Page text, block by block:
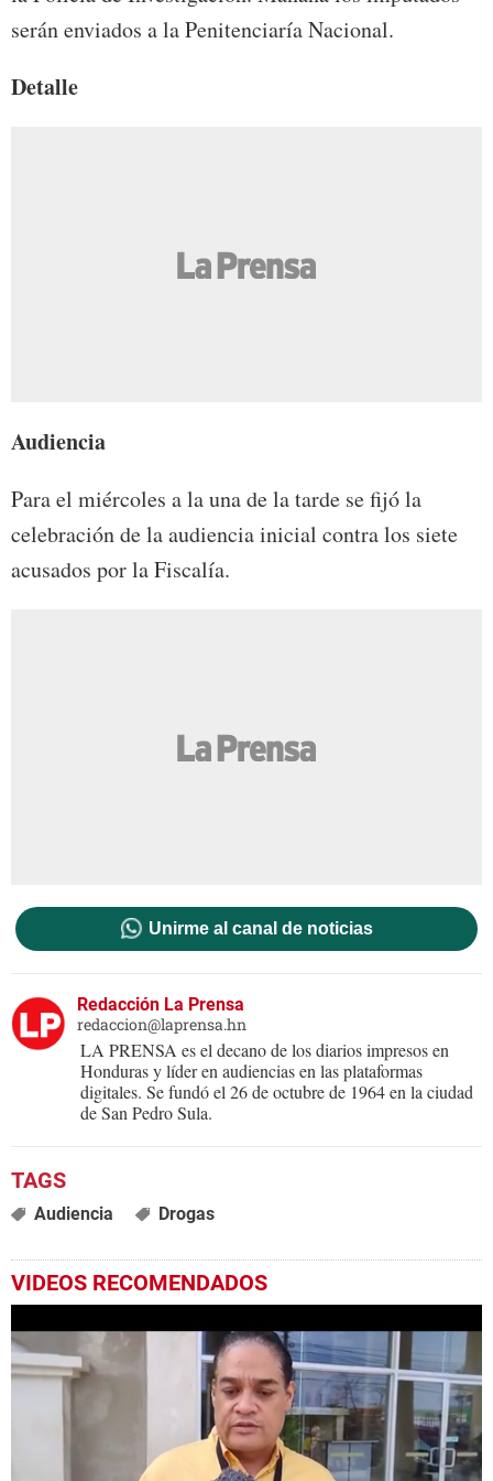
serán enviados a la Penitenciaría Nacional.
Detalle
Audiencia
Para el miércoles a la una de la tarde se fijó la
celebración de la audiencia inicial contra los siete
acusados por la Fiscalía.
Unirme al canal de noticias
Redacción La Prensa
redaccion@laprensa.hn
LA PRENSA es el decano de los diarios impresos en
Honduras y líder en audiencias en las plataformas
digitales. Se fundó el 26 de octubre de 1964 en la ciudad
de San Pedro Sula.
Audiencia Drogas
VIDEOS RECOMENDADOS